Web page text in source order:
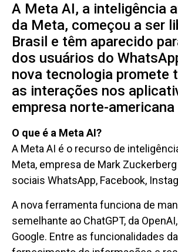
A Meta AI, a inteligência
da Meta, começou a ser
Brasil e têm aparecido
dos usuários do
nova tecnologia promete
as interações nos
empresa norte-americana
O que é a Meta AI?
A Meta AI é o recurso de
Meta, empresa de Mark
sociais WhatsApp, Facebook,
A nova ferramenta funciona de
semelhante ao ChatGPT, da
Google. Entre as funcionalidades